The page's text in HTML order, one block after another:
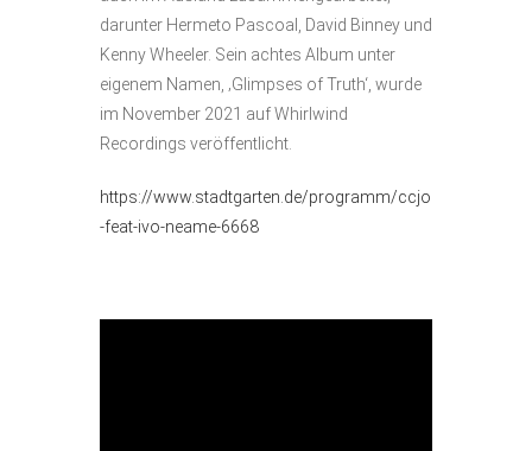
darunter Hermeto Pascoal, David Binney und
Kenny Wheeler. Sein achtes Album unter
eigenem Namen, ‚Glimpses of Truth‘, wurde
im November 2021 auf Whirlwind
Recordings veröffentlicht.
https://www.stadtgarten.de/programm/ccjo
-feat-ivo-neame-6668